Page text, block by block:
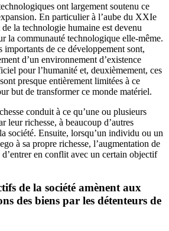
ont largement soutenu ce
En particulier à l’aube du XXIe
la technologie humaine est devenu
la communauté technologique elle-même.
importants de ce développement sont,
d’un environnement d’existence
pour l’humanité et, deuxièmement, ces
presque entièrement limitées à ce
but de transformer ce monde matériel.
conduit à ce qu’une ou plusieurs
leur richesse, à beaucoup d’autres
société. Ensuite, lorsqu’un individu ou un
à sa propre richesse, l’augmentation de
d’entrer en conflit avec un certain objectif
de la société amènent aux
des biens par les détenteurs de